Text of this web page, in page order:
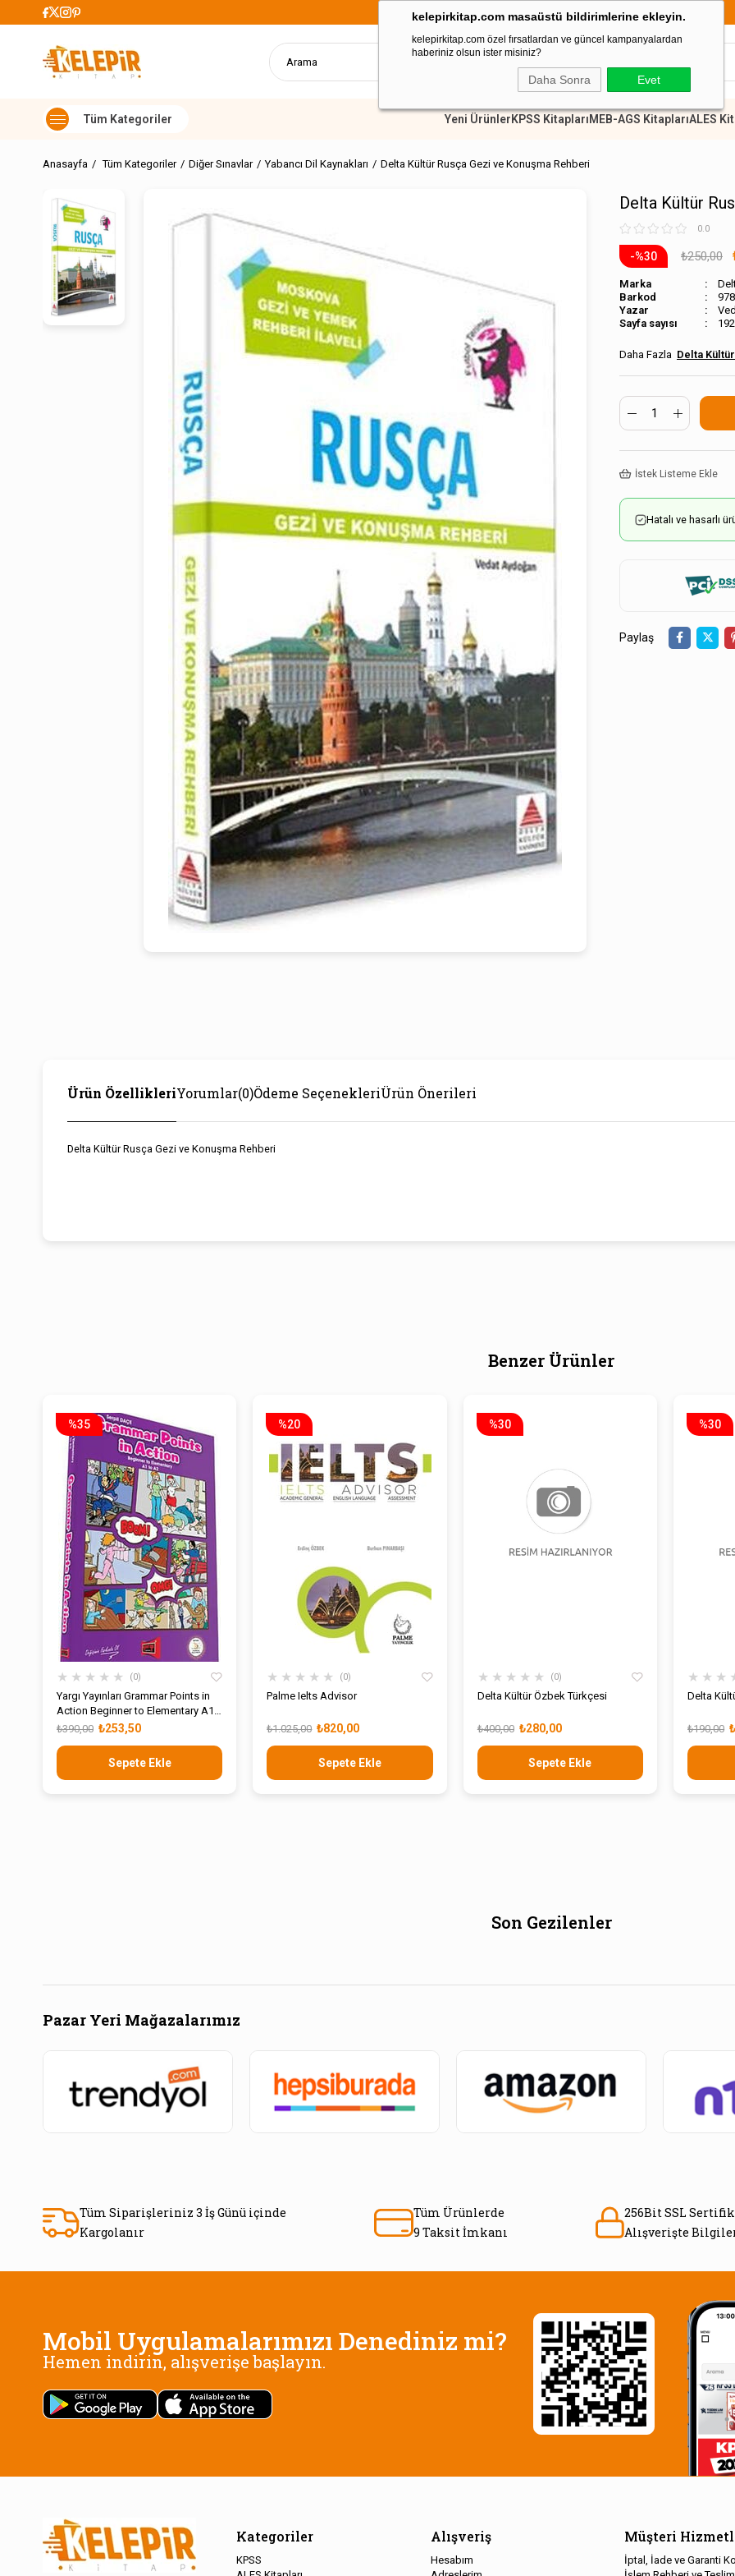
kelepirkitap.com masaüstü bildirimlerine ekleyin.
kelepirkitap.com özel fırsatlardan ve güncel kampanyalardan
haberiniz olsun ister misiniz?
Daha Sonra Evet
899 TL Üzeri
Yeni ÜrünlerKPSS KitaplarıMEB-AGS KitaplarıALES
Anasayfa Tüm Kategoriler Diğer Sınavlar Yabancı Dil Kaynakları Delta Kültür Rusça Gezi ve Konuşma Rehberi
Delta Kültür
0.0
30 ₺250,00
Marka
Barkod
Sayfa sayısı
192
Delta
İstek Listeme Ekle
Hatalı ve hasarlı
Paylaş
Ürün ÖzellikleriYorumlar(0)Ödeme SeçenekleriÜrün Önerileri
Delta Kültür Rusça Gezi ve Konuşma Rehberi
Benzer Ürünler
★ ★ ★ ★ ★ 0
Yargı Yayınları Grammar Points in
Action Beginner to Elementary A1
to A2
₺253,50
₺390,00
Sepete Ekle
%35
★ ★ ★ ★ ★ 0
Palme Ielts Advisor
₺820,00
₺1.025,00
Sepete Ekle
%20
★ ★ ★ ★ ★ 0
Delta Kültür Özbek Türkçesi
₺280,00
₺400,00
Sepete Ekle
%30
★ ★ ★
Delta
₺190,00
%30
Son Gezilenler
Pazar Yeri Mağazalarımız
Tüm Siparişleriniz 3 İş Günü içinde
Kargolanır
Tüm Ürünlerde
9 Taksit İmkanı
256Bit SSL
Alışverişte
Mobil Uygulamalarımızı Denediniz mi?
Hemen indirin, alışverişe başlayın.
Kategoriler
KPSS
Alışveriş
Hesabım
Müşteri
İptal, İade ve Garanti